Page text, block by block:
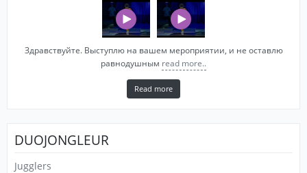
Здравствуйте. Выступлю на вашем мероприятии, и не оставлю
равнодушным read more..
Read more
DUOJONGLEUR
Jugglers